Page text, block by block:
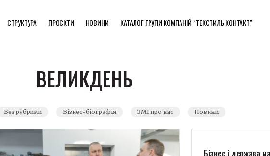
СТРУКТУРА ПРОЄКТИ НОВИНИ КАТАЛОГ ГРУПИ КОМПАНІЙ “ТЕКСТИЛЬ КОНТАКТ”
ВЕЛИКДЕНЬ
Без рубрики Бізнес-біографія ЗМІ про нас Новини
Бізнес і держава